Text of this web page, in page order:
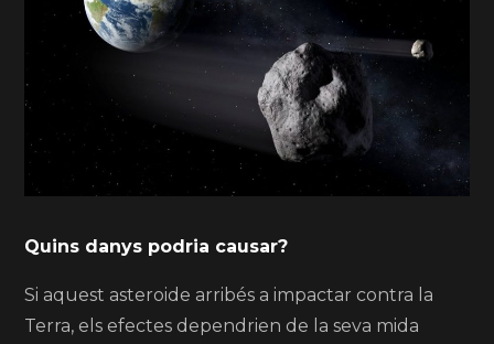
Quins danys podria causar?
Si aquest asteroide arribés a impactar contra la
Terra, els efectes dependrien de la seva mida